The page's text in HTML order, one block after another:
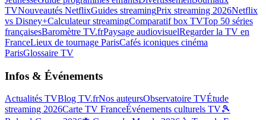
TVNouveautés NetflixGuides streamingPrix streaming 2026Netflix
vs Disney+Calculateur streamingComparatif box TVTop 50 séries
françaisesBaromètre TV.frPaysage audiovisuelRegarder la TV en
FranceLieux de tournage ParisCafés iconiques cinéma
ParisGlossaire TV
Infos & Événements
Actualités TVBlog TV.frNos auteursObservatoire TVÉtude
streaming 2026Carte TV FranceÉvénements culturels TV🎾